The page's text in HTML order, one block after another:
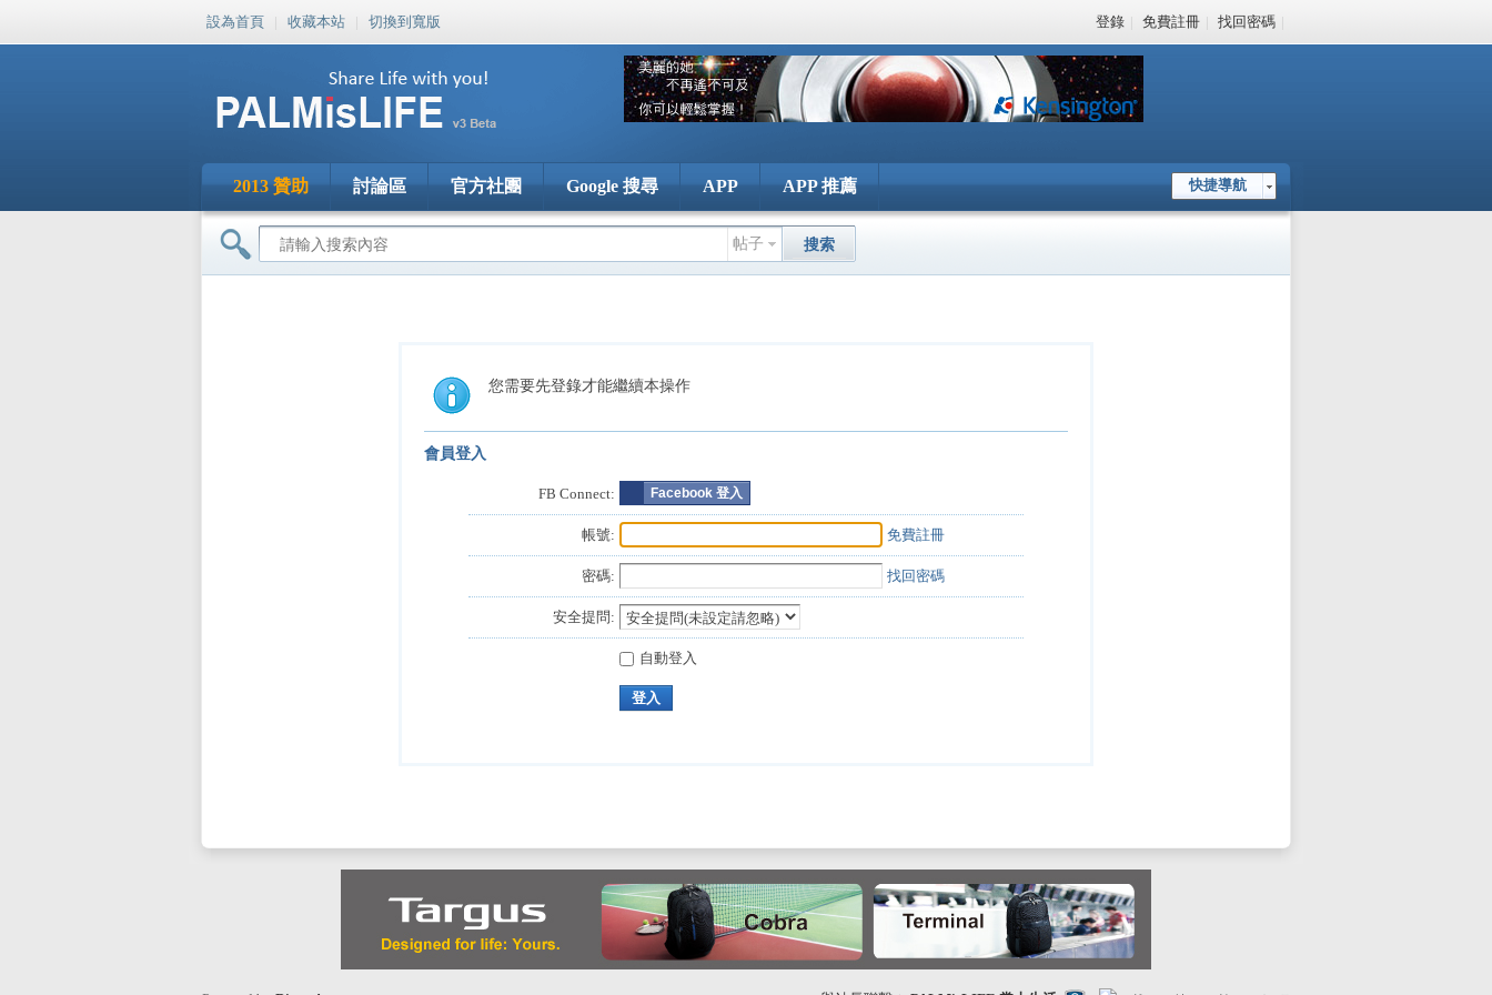
設為首頁 | 收藏本站 | 切換到寬版 登錄 | 免費註冊 | 找回密碼 |
快捷導航
2013 贊助 討論區 官方社團 Google 搜尋 APP APP 推薦
帖子 搜索
您需要先登錄才能繼續本操作
會員登入
FB Connect: Facebook 登入
帳號: 免費註冊
密碼: 找回密碼
安全提問:
自動登入
登入